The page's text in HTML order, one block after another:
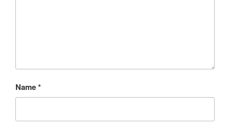
Name*